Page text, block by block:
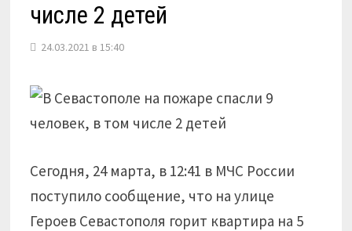
числе 2 детей
24.03.2021 в 15:40
Сегодня, 24 марта, в 12:41 в МЧС России
поступило сообщение, что на улице
Героев Севастополя горит квартира на 5